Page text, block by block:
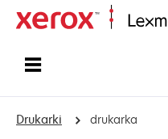
Drukarki drukarka